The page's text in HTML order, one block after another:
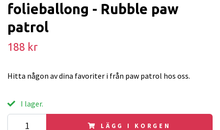
folieballong - Rubble paw
patrol
188 kr
Hitta någon av dina favoriter i från paw patrol hos oss.
I lager.
LÄGG I KORGEN